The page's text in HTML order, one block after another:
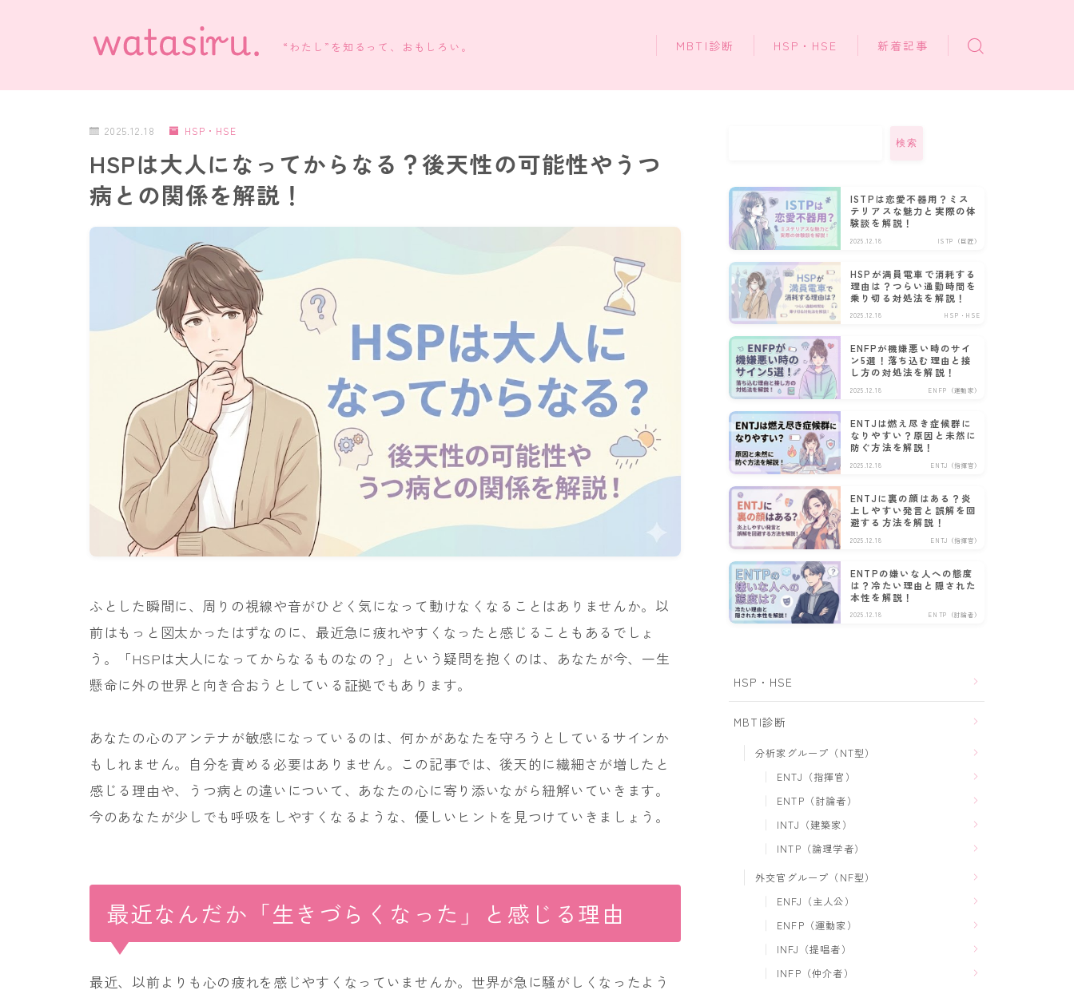
“わたし”を知るって、おもしろい。 MBTI診断 HSP・HSE 新着記事
2025.12.18 HSP・HSE
HSPは大人になってからなる？後天性の可能性やうつ
病との関係を解説！
ふとした瞬間に、周りの視線や音がひどく気になって動けなくなることはありませんか。以
前はもっと図太かったはずなのに、最近急に疲れやすくなったと感じることもあるでしょ
う。「HSPは大人になってからなるものなの？」という疑問を抱くのは、あなたが今、一生
懸命に外の世界と向き合おうとしている証拠でもあります。
あなたの心のアンテナが敏感になっているのは、何かがあなたを守ろうとしているサインか
もしれません。自分を責める必要はありません。この記事では、後天的に繊細さが増したと
感じる理由や、うつ病との違いについて、あなたの心に寄り添いながら紐解いていきます。
今のあなたが少しでも呼吸をしやすくなるような、優しいヒントを見つけていきましょう。
最近なんだか「生きづらくなった」と感じる理由
最近、以前よりも心の疲れを感じやすくなっていませんか。世界が急に騒がしくなったよう
検索
ISTPは恋愛不器用？ミス
テリアスな魅力と実際の体
験談を解説！
2025.12.18 ISTP（巨匠）
HSPが満員電車で消耗する
理由は？つらい通勤時間を
乗り切る対処法を解説！
2025.12.18 HSP・HSE
ENFPが機嫌悪い時のサイ
ン5選！落ち込む理由と接
し方の対処法を解説！
2025.12.18 ENFP（運動家）
ENTJは燃え尽き症候群に
なりやすい？原因と未然に
防ぐ方法を解説！
2025.12.18 ENTJ（指揮官）
ENTJに裏の顔はある？炎
上しやすい発言と誤解を回
避する方法を解説！
2025.12.18 ENTJ（指揮官）
ENTPの嫌いな人への態度
は？冷たい理由と隠された
本性を解説！
2025.12.18 ENTP（討論者）
HSP・HSE
MBTI診断
分析家グループ（NT型）
ENTJ（指揮官）
ENTP（討論者）
INTJ（建築家）
INTP（論理学者）
外交官グループ（NF型）
ENFJ（主人公）
ENFP（運動家）
INFJ（提唱者）
INFP（仲介者）